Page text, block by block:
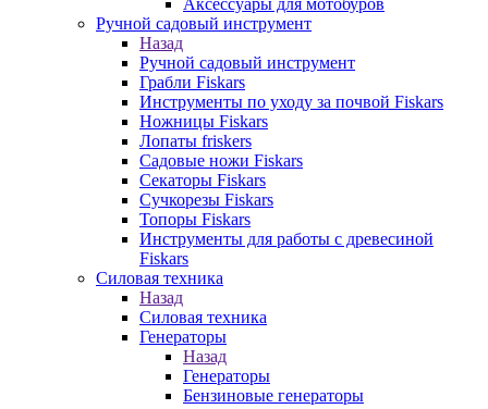
Аксессуары для мотобуров
Ручной садовый инструмент
Назад
Ручной садовый инструмент
Грабли Fiskars
Инструменты по уходу за почвой Fiskars
Ножницы Fiskars
Лопаты friskers
Садовые ножи Fiskars
Секаторы Fiskars
Сучкорезы Fiskars
Топоры Fiskars
Инструменты для работы с древесиной
Fiskars
Силовая техника
Назад
Силовая техника
Генераторы
Назад
Генераторы
Бензиновые генераторы